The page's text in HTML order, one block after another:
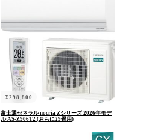
¥298,800
富士通ゼネラル nocria Zシリーズ 2026年モデ
ル AS-Z906T2 (おもに29畳用)
ユーザー名またはメールアドレス *
パスワード *